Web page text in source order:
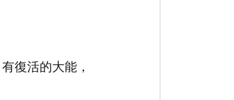
復活的大能，